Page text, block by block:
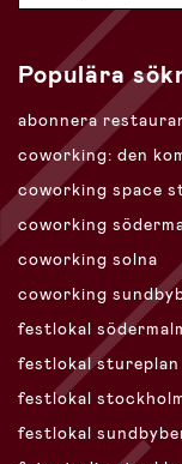
Populära
abonnera
coworking: den
coworking space
coworking
coworking solna
coworking
festlokal
festlokal stureplan
festlokal
festlokal